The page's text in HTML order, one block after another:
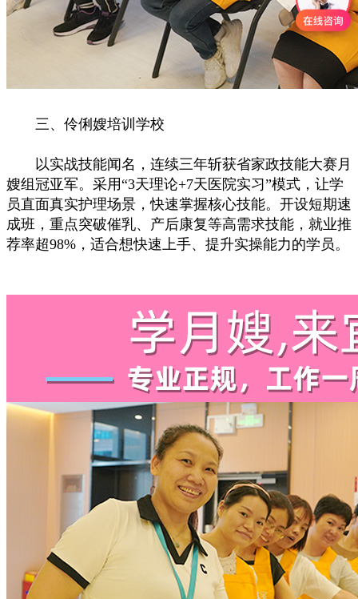
三、伶俐嫂培训学校
以实战技能闻名，连续三年斩获省家政技能大赛月
嫂组冠亚军。采用“3天理论+7天医院实习”模式，让学
员直面真实护理场景，快速掌握核心技能。开设短期速
成班，重点突破催乳、产后康复等高需求技能，就业推
荐率超98%，适合想快速上手、提升实操能力的学员。